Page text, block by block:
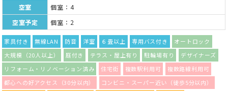
空室
個室：4
空室予定
個室：2
家具付き 無線LAN 防音 洋室 ６畳以上 専用バス付き
オートロック
大規模（20人以上）
庭付き テラス・屋上有り 駐輪場有り
デザイナーズ
リフォーム・リノベーション済み
住宅街 複数駅利用可
複数路線利用可
都心への好アクセス（30分以内）
コンビニ・スーパー近い（徒歩5分以内）